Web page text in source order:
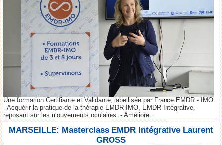
Une formation Certifiante et Validante, labellisée par France EMDR - IMO.
- Acquérir la pratique de la thérapie EMDR-IMO, EMDR Intégrative,
reposant sur les mouvements oculaires. - Améliore...
MARSEILLE: Masterclass EMDR Intégrative Laurent
GROSS